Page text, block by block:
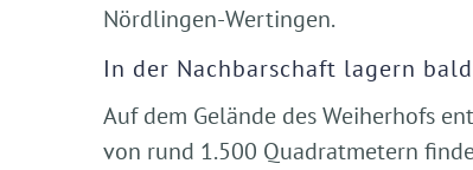
Nördlingen-Wertingen.
In der Nachbarschaft lagern
Auf dem Gelände des Weiherhofs
von rund 1.500 Quadratmetern